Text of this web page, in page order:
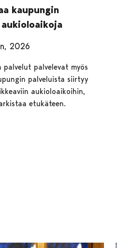
kaupungin
2026
palvelut palvelevat myös
palveluista siirtyy
aukioloaikoihin,
etukäteen.